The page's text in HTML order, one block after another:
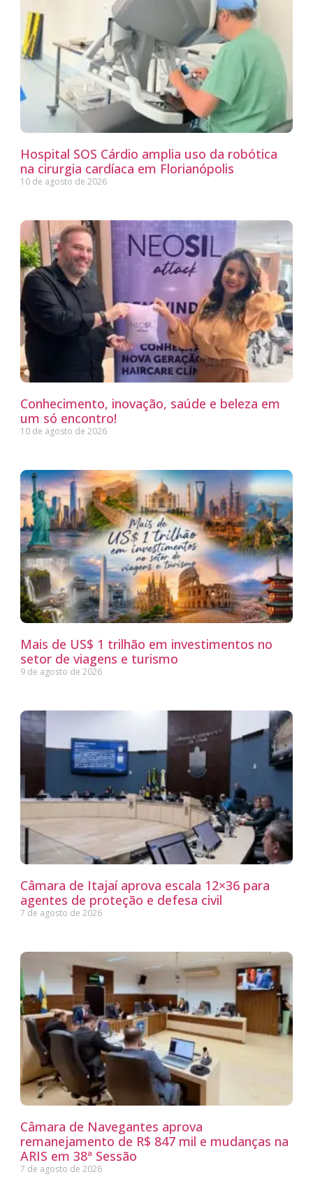
Hospital SOS Cárdio amplia uso da robótica
na cirurgia cardíaca em Florianópolis
10 de agosto de 2026
Conhecimento, inovação, saúde e beleza em
um só encontro!
10 de agosto de 2026
Mais de US$ 1 trilhão em investimentos no
setor de viagens e turismo
9 de agosto de 2026
Câmara de Itajaí aprova escala 12×36 para
agentes de proteção e defesa civil
7 de agosto de 2026
Câmara de Navegantes aprova
remanejamento de R$ 847 mil e mudanças na
ARIS em 38ª Sessão
7 de agosto de 2026